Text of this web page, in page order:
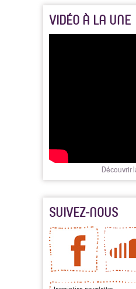
VIDÉO À LA UNE
Découvrir
SUIVEZ-NOUS